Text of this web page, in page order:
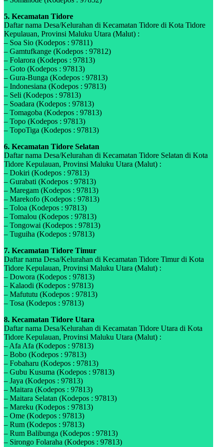
5. Kecamatan Tidore
Daftar nama Desa/Kelurahan di Kecamatan Tidore di Kota Tidore
Kepulauan, Provinsi Maluku Utara (Malut) :
– Soa Sio (Kodepos : 97811)
– Gamtufkange (Kodepos : 97812)
– Folarora (Kodepos : 97813)
– Goto (Kodepos : 97813)
– Gura-Bunga (Kodepos : 97813)
– Indonesiana (Kodepos : 97813)
– Seli (Kodepos : 97813)
– Soadara (Kodepos : 97813)
– Tomagoba (Kodepos : 97813)
– Topo (Kodepos : 97813)
– TopoTiga (Kodepos : 97813)
6. Kecamatan Tidore Selatan
Daftar nama Desa/Kelurahan di Kecamatan Tidore Selatan di Kota
Tidore Kepulauan, Provinsi Maluku Utara (Malut) :
– Dokiri (Kodepos : 97813)
– Gurabati (Kodepos : 97813)
– Maregam (Kodepos : 97813)
– Marekofo (Kodepos : 97813)
– Toloa (Kodepos : 97813)
– Tomalou (Kodepos : 97813)
– Tongowai (Kodepos : 97813)
– Tuguiha (Kodepos : 97813)
7. Kecamatan Tidore Timur
Daftar nama Desa/Kelurahan di Kecamatan Tidore Timur di Kota
Tidore Kepulauan, Provinsi Maluku Utara (Malut) :
– Dowora (Kodepos : 97813)
– Kalaodi (Kodepos : 97813)
– Mafututu (Kodepos : 97813)
– Tosa (Kodepos : 97813)
8. Kecamatan Tidore Utara
Daftar nama Desa/Kelurahan di Kecamatan Tidore Utara di Kota
Tidore Kepulauan, Provinsi Maluku Utara (Malut) :
– Afa Afa (Kodepos : 97813)
– Bobo (Kodepos : 97813)
– Fobaharu (Kodepos : 97813)
– Gubu Kusuma (Kodepos : 97813)
– Jaya (Kodepos : 97813)
– Maitara (Kodepos : 97813)
– Maitara Selatan (Kodepos : 97813)
– Mareku (Kodepos : 97813)
– Ome (Kodepos : 97813)
– Rum (Kodepos : 97813)
– Rum Balibunga (Kodepos : 97813)
– Sirongo Folaraha (Kodepos : 97813)